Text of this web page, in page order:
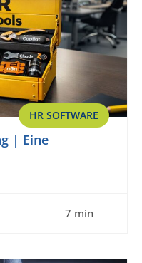
HR SOFTWARE
| Eine
7 min